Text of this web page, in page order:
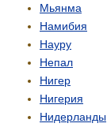
Мьянма
Намибия
Науру
Непал
Нигер
Нигерия
Нидерланды